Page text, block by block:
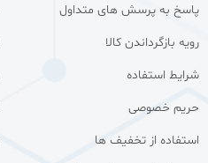
پاسخ به پرسش های متداول
رویه بازگرداندن کالا
شرایط استفاده
حریم خصوصی
استفاده از تخفیف ها